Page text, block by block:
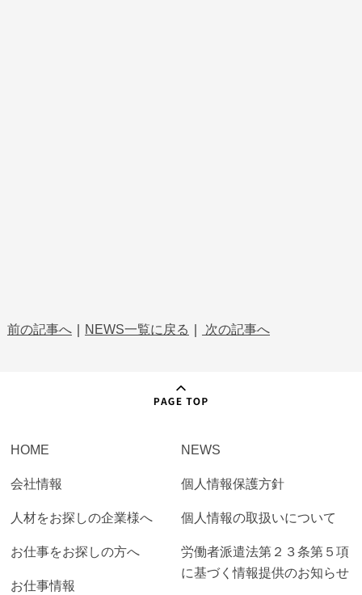
前の記事へ｜ NEWS一覧に戻る 次の記事へ
HOME
会社情報
人材をお探しの企業様へ
お仕事をお探しの方へ
お仕事情報
NEWS
個人情報保護方針
個人情報の取扱いについて
労働者派遣法第２３条第５項
に基づく情報提供のお知らせ